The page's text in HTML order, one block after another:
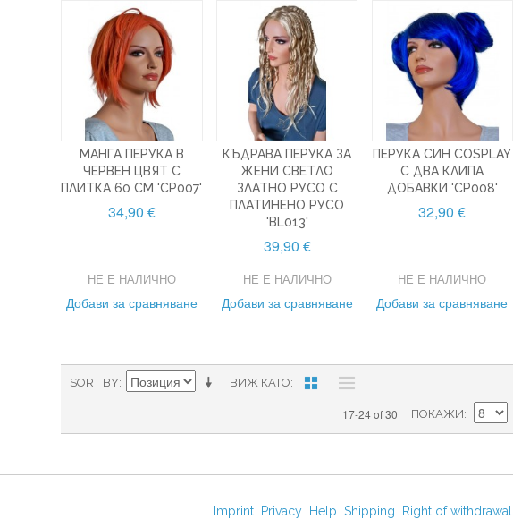
МАНГА ПЕРУКА В
ЧЕРВЕН ЦВЯТ С
ПЛИТКА 60 CM 'CP007'
34,90 €
НЕ Е НАЛИЧНО
Добави за сравняване
КЪДРАВА ПЕРУКА ЗА
ЖЕНИ СВЕТЛО
ЗЛАТНО РУСО С
ПЛАТИНЕНО РУСО
'BL013'
39,90 €
НЕ Е НАЛИЧНО
Добави за сравняване
ПЕРУКА СИН COSPLAY
С ДВА КЛИПА
ДОБАВКИ 'CP008'
32,90 €
НЕ Е НАЛИЧНО
Добави за сравняване
ВИЖ КАТО
SORT BY
17-24 of 30 ПОКАЖИ
Imprint Privacy Help Shipping Right of withdrawal